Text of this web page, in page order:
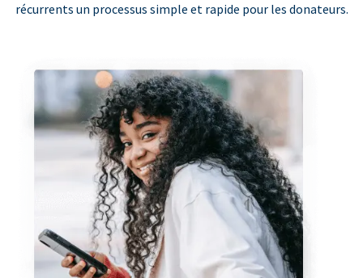
récurrents un processus simple et rapide pour les donateurs.